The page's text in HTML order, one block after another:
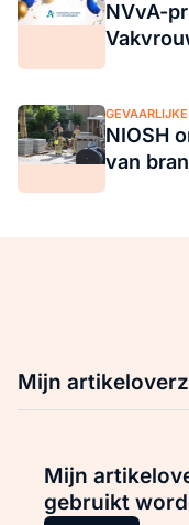
NVvA-
NIOSH
van
Mijn
Mijn
gebruikt